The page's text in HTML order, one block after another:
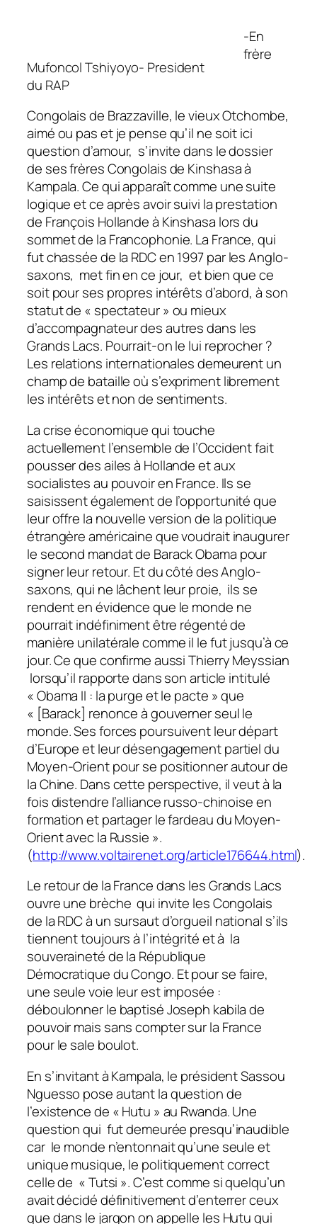
Mufoncol Tshiyoyo- President
du RAP
-En
frère
Congolais de Brazzaville, le vieux Otchombe,
aimé ou pas et je pense qu’il ne soit ici
question d’amour, s’invite dans le dossier
de ses frères Congolais de Kinshasa à
Kampala. Ce qui apparaît comme une suite
logique et ce après avoir suivi la prestation
de François Hollande à Kinshasa lors du
sommet de la Francophonie. La France, qui
fut chassée de la RDC en 1997 par les Anglo-
saxons, met fin en ce jour, et bien que ce
soit pour ses propres intérêts d’abord, à son
statut de « spectateur » ou mieux
d’accompagnateur des autres dans les
Grands Lacs. Pourrait-on le lui reprocher ?
Les relations internationales demeurent un
champ de bataille où s’expriment librement
les intérêts et non de sentiments.
La crise économique qui touche
actuellement l’ensemble de l’Occident fait
pousser des ailes à Hollande et aux
socialistes au pouvoir en France. Ils se
saisissent également de l’opportunité que
leur offre la nouvelle version de la politique
étrangère américaine que voudrait inaugurer
le second mandat de Barack Obama pour
signer leur retour. Et du côté des Anglo-
saxons, qui ne lâchent leur proie, ils se
rendent en évidence que le monde ne
pourrait indéfiniment être régenté de
manière unilatérale comme il le fut jusqu’à ce
jour. Ce que confirme aussi Thierry Meyssian
lorsqu’il rapporte dans son article intitulé
« Obama II : la purge et le pacte » que
« [Barack] renonce à gouverner seul le
monde. Ses forces poursuivent leur départ
d’Europe et leur désengagement partiel du
Moyen-Orient pour se positionner autour de
la Chine. Dans cette perspective, il veut à la
fois distendre l’alliance russo-chinoise en
formation et partager le fardeau du Moyen-
Orient avec la Russie ».
(http://www.voltairenet.org/article176644.html).
Le retour de la France dans les Grands Lacs
ouvre une brèche qui invite les Congolais
de la RDC à un sursaut d’orgueil national s’ils
tiennent toujours à l’intégrité et à la
souveraineté de la République
Démocratique du Congo. Et pour se faire,
une seule voie leur est imposée :
déboulonner le baptisé Joseph kabila de
pouvoir mais sans compter sur la France
pour le sale boulot.
En s’invitant à Kampala, le président Sassou
Nguesso pose autant la question de
l’existence de « Hutu » au Rwanda. Une
question qui fut demeurée presqu’inaudible
car le monde n’entonnait qu’une seule et
unique musique, le politiquement correct
celle de « Tutsi ». C’est comme si quelqu’un
avait décidé définitivement d’enterrer ceux
que dans le jargon on appelle les Hutu qui